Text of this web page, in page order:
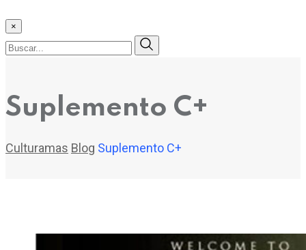
×
Suplemento C+
Culturamas Blog Suplemento C+